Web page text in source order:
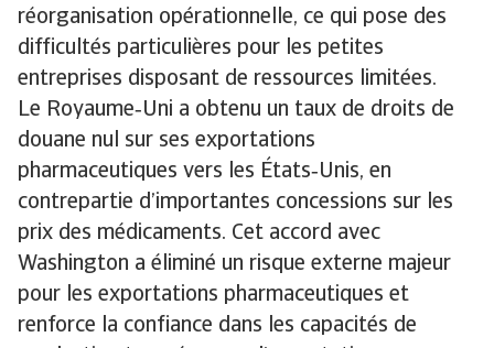
réorganisation opérationnelle, ce qui pose des
difficultés particulières pour les petites
entreprises disposant de ressources limitées.
Le Royaume‑Uni a obtenu un taux de droits de
douane nul sur ses exportations
pharmaceutiques vers les États‑Unis, en
contrepartie d’importantes concessions sur les
prix des médicaments. Cet accord avec
Washington a éliminé un risque externe majeur
pour les exportations pharmaceutiques et
renforce la confiance dans les capacités de